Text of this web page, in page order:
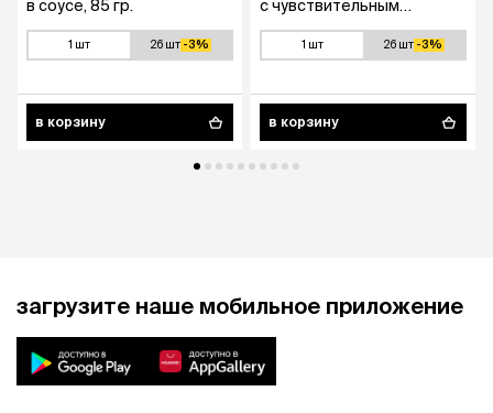
в соусе, 85 гр.
1 шт 26 шт -3%
в корзину
с чувствительным
индейкой в соусе, 85 гр.
1 шт 26 шт -3%
в корзину
загрузите наше мобильное приложение